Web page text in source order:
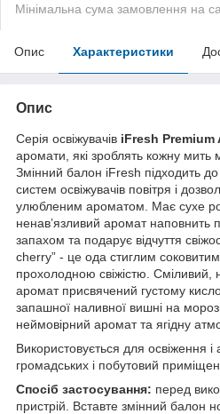
Мінімальна сума замовлення на
Опис Характеристики
Опис
Серія освіжувачів iFresh Premium
аромати, які зроблять кожну мить
Змінний балон iFresh підходить
систем освіжувачів повітря і
улюбленим ароматом. Має сухе
ненав’язливий аромат наповнить
запахом та подарує відчуття
сherry” - це ода стиглим
прохолодною свіжістю. Сміливий,
аромат присвячений густому
запашної наливної вишні на
неймовірний аромат та ягідну
Використовується для освіження і
громадських і побутовий
Спосіб застосування: перед
пристрій. Вставте змінний балон